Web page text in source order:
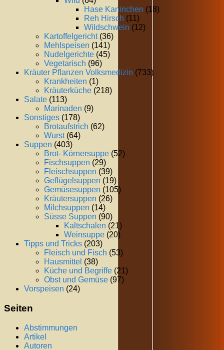
Hase Kaninchen (18)
Reh Hirsch (11)
Wildschwein (12)
Kartoffelgericht(36)
Mehlspeisen (141)
Nudelgerichte (45)
Vegetarisch (96)
Kräuter Pflanzen Volksmedizin (733)
Krankheiten (1)
Kräuterküche (218)
Salate (113)
Marinaden (9)
Sonstiges (178)
Brotaufstrich (62)
Wurst(64)
Suppen (403)
Brot- Körnersuppe (52)
Fischsuppen (29)
Fleischsuppen (39)
Geflügelsuppen (19)
Gemüsesuppen (105)
Kräutersuppen (26)
Milchsuppen (14)
Süsse Suppen (90)
Kaltschalen (21)
Weinsuppe (20)
Tipps und Tricks (203)
Fleisch und Fisch (53)
Hausmittel (38)
Küche und Begriffe (21)
Obst und Gemüse (97)
Vorspeisen (24)
Seiten
Abstimmungen
Artikel
Autoren